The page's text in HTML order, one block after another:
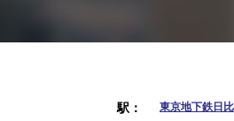
駅 東京地下鉄日